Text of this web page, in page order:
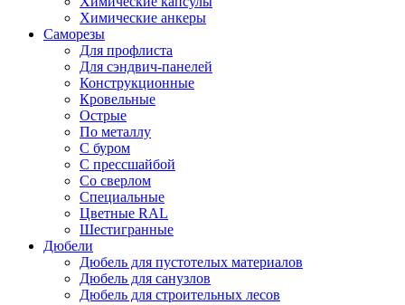
Химические анкеры
Саморезы
Для профлиста
Для сэндвич-панелей
Конструкционные
Кровельные
Острые
По металлу
С буром
С прессшайбой
Со сверлом
Специальные
Цветные RAL
Шестигранные
Дюбели
Дюбель для пустотелых материалов
Дюбель для санузлов
Дюбель для строительных лесов